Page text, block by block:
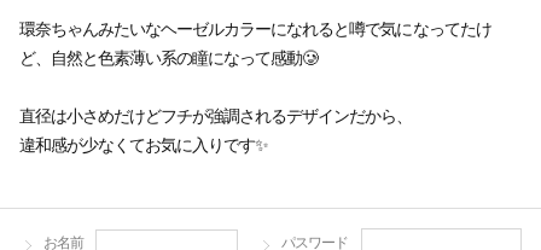
環奈ちゃんみたいなヘーゼルカラーになれると噂で気になってたけ
ど、自然と色素薄い系の瞳になって感動🥲
直径は小さめだけどフチが強調されるデザインだから、
違和感が少なくてお気に入りです✨
お名前 パスワード